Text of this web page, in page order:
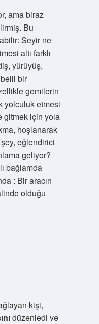
ama biraz
Bu
Seyir ne
altı farklı
yürüyüş,
belli bir
gemilerin
yolculuk etmesi
gitmek için yola
hoşlanarak
eğlendirici
geliyor?
bağlamda
: Bir aracın
olduğu
kişi,
düzenledi ve